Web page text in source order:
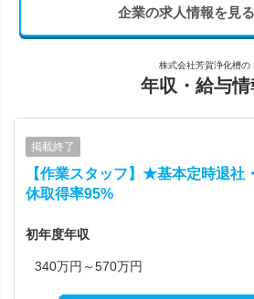
企業の求人情報を見る
株式会社芳賀浄化槽の
年収・給与情
掲載終了
【作業スタッフ】★基本定時退社
休取得率95%
初年度年収
340万円～570万円